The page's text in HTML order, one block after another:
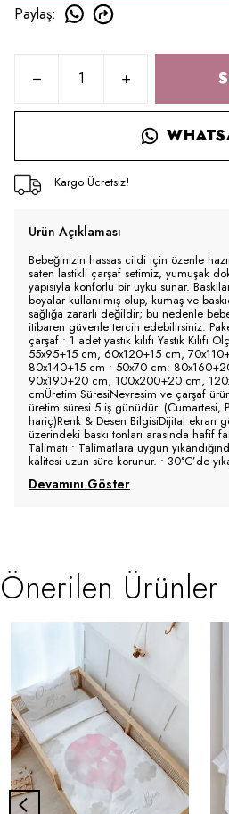
Paylaş:
Kargo Ücretsiz!
Ürün Açıklaması
Bebeğinizin hassas cildi için özenle
saten lastikli çarşaf setimiz, yumuşak
yapısıyla konforlu bir uyku sunar.
boyalar kullanılmış olup, kumaş ve
sağlığa zararlı değildir; bu nedenle
itibaren güvenle tercih edebilirsiniz.
çarşaf • 1 adet yastık kılıfı Yastık Kılıfı
55x95+15 cm, 60x120+15 cm,
80x140+15 cm • 50x70 cm:
90x190+20 cm, 100x200+20 cm,
cmÜretim SüresiNevresim ve çarşaf
üretim süresi 5 iş günüdür. (Cumartesi,
hariç)Renk & Desen BilgisiDijital ekran
üzerindeki baskı tonları arasında hafif
Talimatı • Talimatlara uygun
kalitesi uzun süre korunur. • 30°C’de
Devamını Göster
Önerilen Ürünler